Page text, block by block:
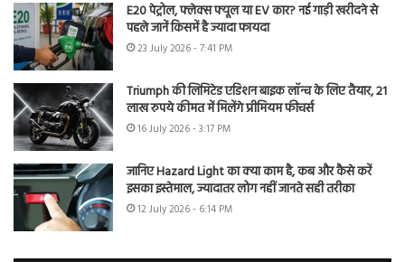
E20 पेट्रोल, फ्लेक्स फ्यूल या EV कार? नई गाड़ी खरीदने से
पहले जानें किसमें है ज्यादा फायदा
23 July 2026 - 7:41 PM
Triumph की लिमिटेड एडिशन बाइक लॉन्च के लिए तैयार, 21
लाख रुपये कीमत में मिलेंगे प्रीमियम फीचर्स
16 July 2026 - 3:17 PM
जानिए Hazard Light का क्या काम है, कब और कैसे करें
इसका इस्तेमाल, ज्यादातर लोग नहीं जानते सही तरीका
12 July 2026 - 6:14 PM